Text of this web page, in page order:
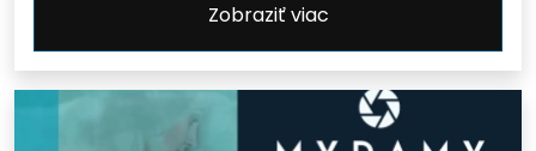
Zobraziť viac